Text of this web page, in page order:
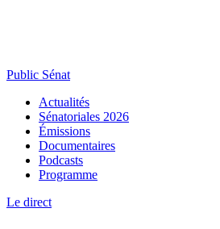
Public Sénat
Actualités
Sénatoriales 2026
Émissions
Documentaires
Podcasts
Programme
Le direct